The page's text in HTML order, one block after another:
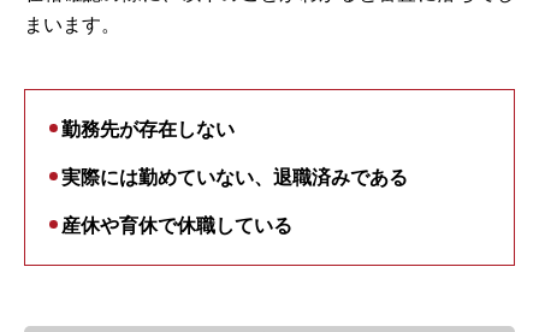
まいます。
勤務先が存在しない
実際には勤めていない、退職済みである
産休や育休で休職している